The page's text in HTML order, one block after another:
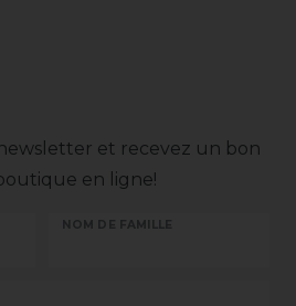
et recevez un bon
en ligne!
NOM DE FAMILLE